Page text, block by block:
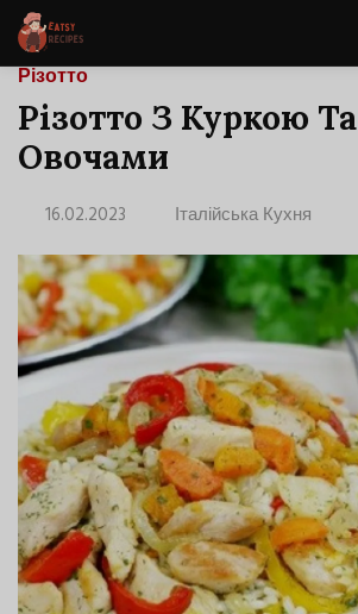
Різотто
Різотто З Куркою Та
Овочами
16.02.2023 Італійська Кухня